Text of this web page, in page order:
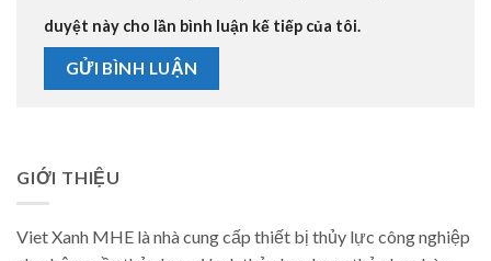
duyệt này cho lần bình luận kế tiếp của tôi.
GIỚI THIỆU
Viet Xanh MHE là nhà cung cấp thiết bị thủy lực công nghiệp